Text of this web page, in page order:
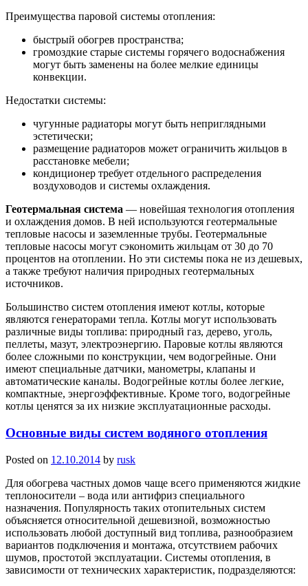
Преимущества паровой системы отопления:
быстрый обогрев пространства;
громоздкие старые системы горячего водоснабжения
могут быть заменены на более мелкие единицы
конвекции.
Недостатки системы:
чугунные радиаторы могут быть неприглядными
эстетически;
размещение радиаторов может ограничить жильцов в
расстановке мебели;
кондиционер требует отдельного распределения
воздуховодов и системы охлаждения.
Геотермальная система — новейшая технология отопления
и охлаждения домов. В ней используются геотермальные
тепловые насосы и заземленные трубы. Геотермальные
тепловые насосы могут сэкономить жильцам от 30 до 70
процентов на отоплении. Но эти системы пока не из дешевых,
а также требуют наличия природных геотермальных
источников.
Большинство систем отопления имеют котлы, которые
являются генераторами тепла. Котлы могут использовать
различные виды топлива: природный газ, дерево, уголь,
пеллеты, мазут, электроэнергию. Паровые котлы являются
более сложными по конструкции, чем водогрейные. Они
имеют специальные датчики, манометры, клапаны и
автоматические каналы. Водогрейные котлы более легкие,
компактные, энергоэффективные. Кроме того, водогрейные
котлы ценятся за их низкие эксплуатационные расходы.
Основные виды систем водяного отопления
Posted on 12.10.2014 by rusk
Для обогрева частных домов чаще всего применяются жидкие
теплоносители – вода или антифриз специального
назначения. Популярность таких отопительных систем
объясняется относительной дешевизной, возможностью
использовать любой доступный вид топлива, разнообразием
вариантов подключения и монтажа, отсутствием рабочих
шумов, простотой эксплуатации. Системы отопления, в
зависимости от технических характеристик, подразделяются: